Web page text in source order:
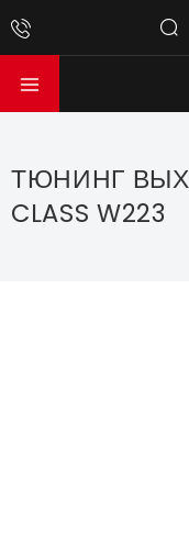
ТЮНИНГ
CLASS W223